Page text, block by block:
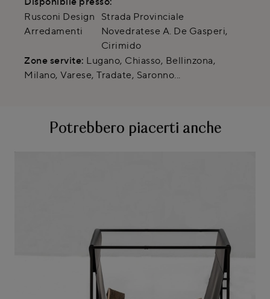
Rusconi Design
Arredamenti
Strada Provinciale
Novedratese A. De Gasperi,
Cirimido
Zone servite: Lugano, Chiasso, Bellinzona,
Milano, Varese, Tradate, Saronno...
Potrebbero piacerti anche